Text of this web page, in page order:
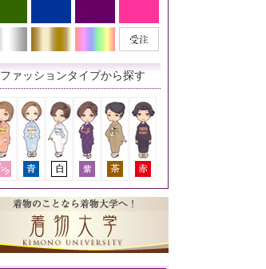
ファッションタイプから探す